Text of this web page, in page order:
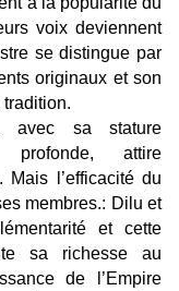
voix deviennent
se distingue par
originaux et son
avec sa stature
attire
Mais l’efficacité du
membres.: Dilu et
et cette
sa richesse au
de l’Empire